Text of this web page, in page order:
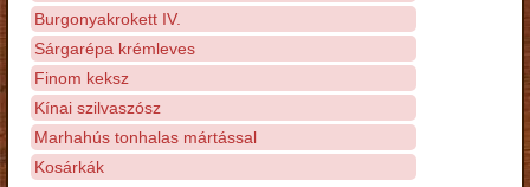
Burgonyakrokett IV.
Sárgarépa krémleves
Finom keksz
Kínai szilvaszósz
Marhahús tonhalas mártással
Kosárkák